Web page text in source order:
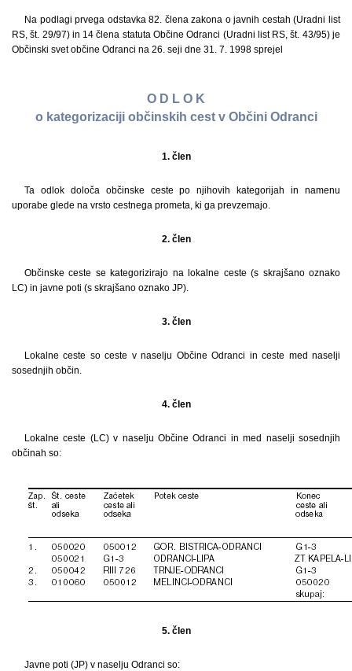
Na podlagi prvega odstavka 82. člena zakona o javnih cestah (Uradni list
RS, št. 29/97) in 14 člena statuta Občine Odranci (Uradni list RS, št. 43/95) je
Občinski svet občine Odranci na 26. seji dne 31. 7. 1998 sprejel
O D L O K
o kategorizaciji občinskih cest v Občini Odranci
1. člen
Ta odlok določa občinske ceste po njihovih kategorijah in namenu
uporabe glede na vrsto cestnega prometa, ki ga prevzemajo.
2. člen
Občinske ceste se kategorizirajo na lokalne ceste (s skrajšano oznako
LC) in javne poti (s skrajšano oznako JP).
3. člen
Lokalne ceste so ceste v naselju Občine Odranci in ceste med naselji
sosednjih občin.
4. člen
Lokalne ceste (LC) v naselju Občine Odranci in med naselji sosednjih
občinah so:
5. člen
Javne poti (JP) v naselju Odranci so: